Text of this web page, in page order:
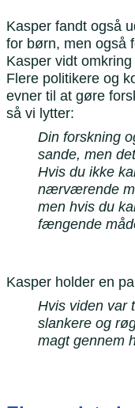
Kasper fandt også
for børn, men også
Kasper vidt
Flere politikere og
evner til at gøre
så vi lytter:
Din forskning
sande, men
Hvis du ikke
nærværende
men hvis du
fængende
Kasper holder en
Hvis viden var
slankere og
magt gennem